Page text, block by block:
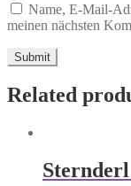
Name, E-Mail-
meinen nächsten
Related